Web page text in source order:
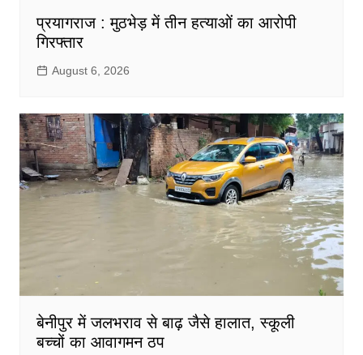
प्रयागराज : मुठभेड़ में तीन हत्याओं का आरोपी
गिरफ्तार
August 6, 2026
बेनीपुर में जलभराव से बाढ़ जैसे हालात, स्कूली
बच्चों का आवागमन ठप